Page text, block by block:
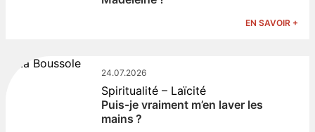
EN SAVOIR +
24.07.2026
Spiritualité – Laïcité
Puis-je vraiment m’en laver les
mains ?